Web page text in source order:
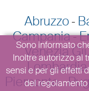
Abruzzo-
Campania-
Venezia
Lombardia
Piemonte-
Sono informato
Inoltre autorizzo al
sensi e per gli effetti
del regolamento